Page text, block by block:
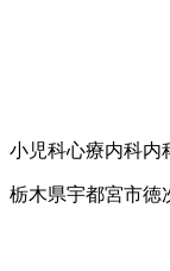
小児科心療内科内
栃木県宇都宮市徳